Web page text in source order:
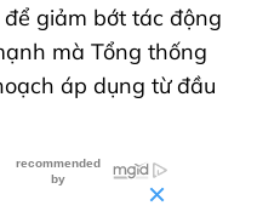
giảm bớt tác động
mà Tổng thống
áp dụng từ đầu